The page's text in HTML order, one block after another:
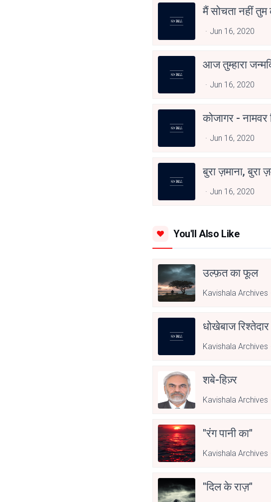
मैं सोचता नहीं तुम
Jun 16, 2020
आज तुम्हारा
Jun 16, 2020
कोजागर - नामवर
Jun 16, 2020
बुरा ज़माना, बुरा
Jun 16, 2020
You'll Also Like
उल्फ़त का फूल
Kavishala Archives
धोखेबाज रिश्तेदार
Kavishala Archives
शबे-हिज़्र
Kavishala Archives
"रंग पानी का"
Kavishala Archives
"दिल के राज़"